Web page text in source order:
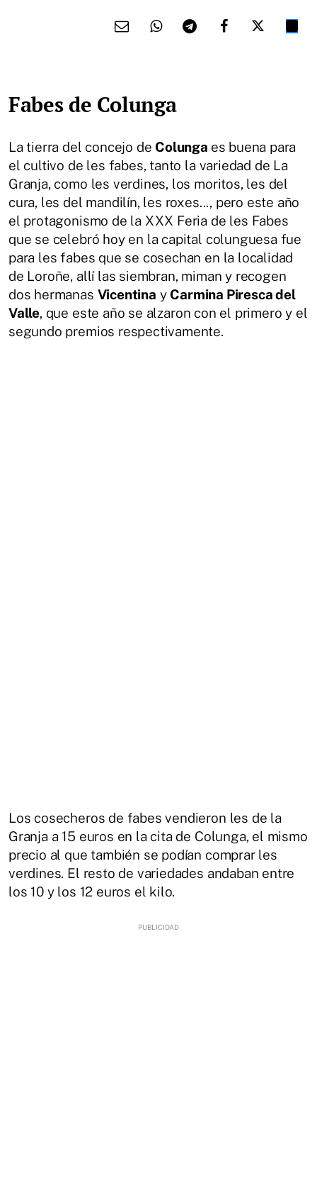
Fabes de Colunga
La tierra del concejo de Colunga es buena para
el cultivo de les fabes, tanto la variedad de La
Granja, como les verdines, los moritos, les del
cura, les del mandilín, les roxes..., pero este año
el protagonismo de la XXX Feria de les Fabes
que se celebró hoy en la capital colunguesa fue
para les fabes que se cosechan en la localidad
de Loroñe, allí las siembran, miman y recogen
dos hermanas Vicentina y Carmina Piresca del
Valle, que este año se alzaron con el primero y el
segundo premios respectivamente.
Los cosecheros de fabes vendieron les de la
Granja a 15 euros en la cita de Colunga, el mismo
precio al que también se podían comprar les
verdines. El resto de variedades andaban entre
los 10 y los 12 euros el kilo.